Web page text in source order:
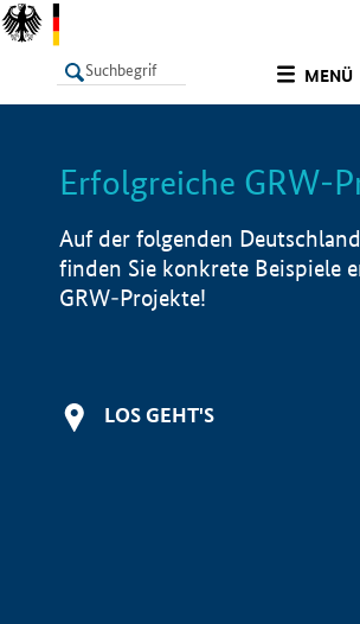
MENÜ
LISTE
Erfolgreiche GRW-
Auf der folgenden
finden Sie konkrete Beispiele
GRW-Projekte!
LOS GEHT'S